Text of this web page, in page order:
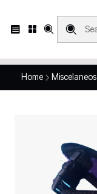
Home Miscelaneos